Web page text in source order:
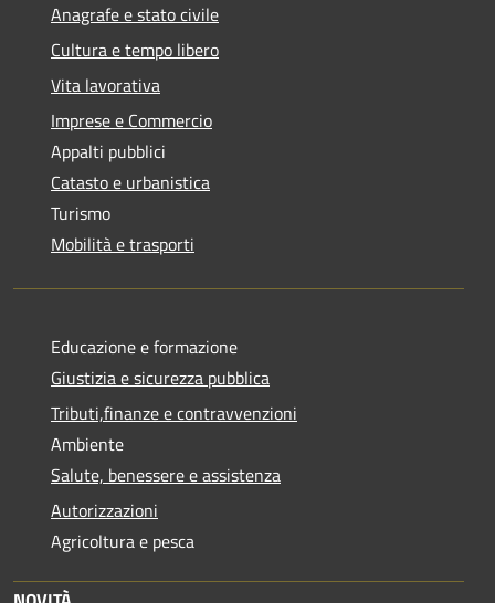
Anagrafe e stato civile
Cultura e tempo libero
Vita lavorativa
Imprese e Commercio
Appalti pubblici
Catasto e urbanistica
Turismo
Mobilità e trasporti
Educazione e formazione
Giustizia e sicurezza pubblica
Tributi,finanze e contravvenzioni
Ambiente
Salute, benessere e assistenza
Autorizzazioni
Agricoltura e pesca